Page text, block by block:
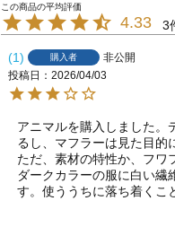
4.33 3
1 購入者
非公開
投稿日
2026/04/03
アニマルを購入しました。
るし、マフラーは見た目的
ただ、素材の特性か、フワ
ダークカラーの服に白い繊
す。使ううちに落ち着くこ